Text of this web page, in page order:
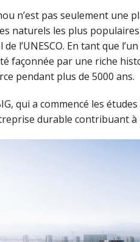
n’est pas seulement une
naturels les plus
de l’UNESCO. En tant que
façonnée par une riche
pendant plus de 5000 ans.
qui a commencé les
durable contribuant à